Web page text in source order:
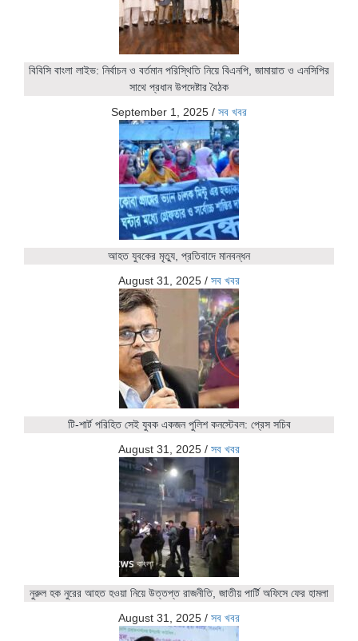
বিবিসি বাংলা লাইভ: নির্বাচন ও বর্তমান পরিস্থিতি নিয়ে বিএনপি, জামায়াত ও এনসিপির
সাথে প্রধান উপদেষ্টার বৈঠক
September 1, 2025 / সব খবর
আহত যুবকের মৃত্যু, প্রতিবাদে মানবন্ধন
August 31, 2025 / সব খবর
টি-শার্ট পরিহিত সেই যুবক একজন পুলিশ কনস্টেবল: প্রেস সচিব
August 31, 2025 / সব খবর
নুরুল হক নুরের আহত হওয়া নিয়ে উত্তপ্ত রাজনীতি, জাতীয় পার্টি অফিসে ফের হামলা
August 31, 2025 / সব খবর